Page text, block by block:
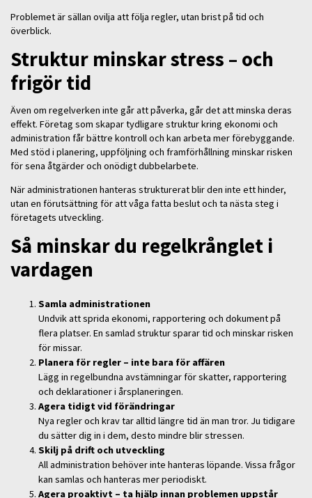
Problemet är sällan ovilja att följa regler, utan brist på tid och
överblick.
Struktur minskar stress – och
frigör tid
Även om regelverken inte går att påverka, går det att minska deras
effekt. Företag som skapar tydligare struktur kring ekonomi och
administration får bättre kontroll och kan arbeta mer förebyggande.
Med stöd i planering, uppföljning och framförhållning minskar risken
för sena åtgärder och onödigt dubbelarbete.
När administrationen hanteras strukturerat blir den inte ett hinder,
utan en förutsättning för att våga fatta beslut och ta nästa steg i
företagets utveckling.
Så minskar du regelkrånglet i
vardagen
Samla administrationen
Undvik att sprida ekonomi, rapportering och dokument på
flera platser. En samlad struktur sparar tid och minskar risken
för missar.
Planera för regler – inte bara för affären
Lägg in regelbundna avstämningar för skatter, rapportering
och deklarationer i årsplaneringen.
Agera tidigt vid förändringar
Nya regler och krav tar alltid längre tid än man tror. Ju tidigare
du sätter dig in i dem, desto mindre blir stressen.
Skilj på drift och utveckling
All administration behöver inte hanteras löpande. Vissa frågor
kan samlas och hanteras mer periodiskt.
Agera proaktivt – ta hjälp innan problemen uppstår